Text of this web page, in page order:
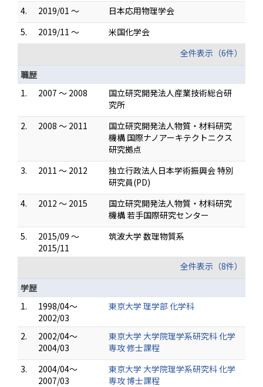
4.
2019/01 ～
日本応用物理学会
5.
2019/11 ～
米国化学会
全件表示（6件）
職歴
1.
2007 ～ 2008
国立研究開発法人産業技術総合研
究所
2.
2008 ～ 2011
国立研究開発法人物質・材料研究
機構 国際ナノアーキテクトニクス
研究拠点
3.
2011 ～ 2012
独立行政法人日本学術振興会 特別
研究員(PD)
4.
2012 ～ 2015
国立研究開発法人物質・材料研究
機構 若手国際研究センター
5.
2015/09 ～
2015/11
筑波大学 数理物質系
全件表示（8件）
学歴
1.
1998/04～
2002/03
東京大学 理学部 化学科
2.
2002/04～
2004/03
東京大学 大学院理学系研究科 化学
専攻 修士課程
3.
2004/04～
2007/03
東京大学 大学院理学系研究科 化学
専攻 博士課程